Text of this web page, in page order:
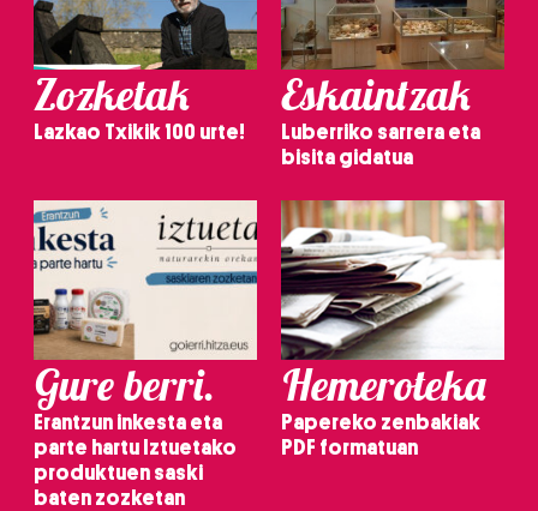
Zozketak
Lazkao Txikik 100 urte!
Eskaintzak
Luberriko sarrera eta
bisita gidatua
Gure berri.
Erantzun inkesta eta
parte hartu Iztuetako
produktuen saski
baten zozketan
Hemeroteka
Papereko zenbakiak
PDF formatuan